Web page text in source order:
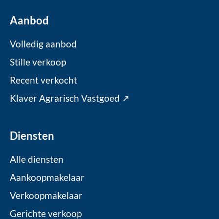
Aanbod
Volledig aanbod
Stille verkoop
Recent verkocht
Klaver Agrarisch Vastgoed ↗
Diensten
Alle diensten
Aankoopmakelaar
Verkoopmakelaar
Gerichte verkoop